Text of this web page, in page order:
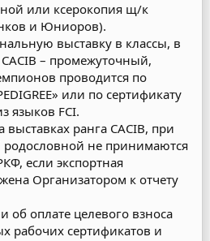
или ксерокопия щ/к
и Юниоров).
выставку в классы, в
– промежуточный,
проводится по
или по сертификату
языков FCI.
ранга САСIB, при
родословной не принимаются
если экспортная
Организатором к отчету
об оплате целевого взноса
рабочих сертификатов и